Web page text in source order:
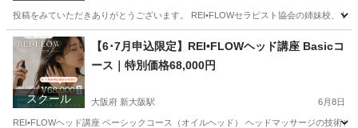
投稿をみていただきありがとうございます。 REI•FLOWセラピスト協会の姉妹校、
沖縄 那覇市 赤嶺駅 美容健康
スクール
【6･7月申込限定】REI•FLOWヘッド講座 Basicコ
ース｜特別価格68,000円
大阪府 新大阪駅 6月8日
REI•FLOWヘッド講座 ベーシックコース（オイルヘッド） ヘッドマッサージの技術